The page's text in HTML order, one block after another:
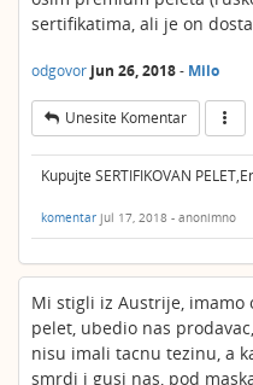
sertifikatima, ali je on
odgovor jun 26, 2018- Milo
Unesite Komentar
Kupujte SERTIFIKOVAN
komentar jul 17, 2018 - anonimno
Mi stigli iz Austrije, imamo
pelet, ubedio nas
nisu imali tacnu tezinu, a
smrdi i gusi nas, pod